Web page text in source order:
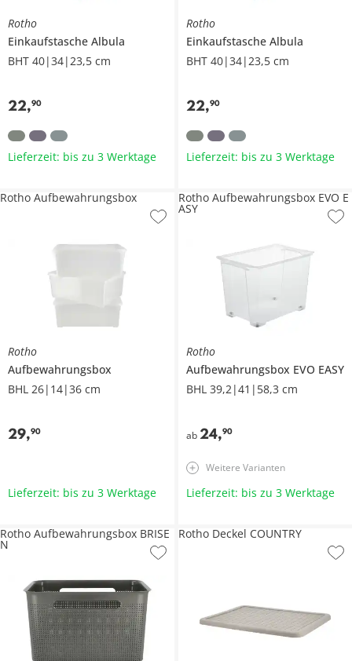
Rotho
Einkaufstasche Albula
BHT 40|34|23,5 cm
22,90
Lieferzeit: bis zu 3 Werktage
Rotho
Einkaufstasche Albula
BHT 40|34|23,5 cm
22,90
Lieferzeit: bis zu 3 Werktage
Rotho
Aufbewahrungsbox
BHL 26|14|36 cm
29,90
Rotho Aufbewahrungsbox
Lieferzeit: bis zu 3 Werktage
Rotho
Aufbewahrungsbox EVO EASY
BHL 39,2|41|58,3 cm
ab 24,90
Rotho Aufbewahrungsbox EVO E
ASY
Weitere Varianten
Lieferzeit: bis zu 3 Werktage
Rotho Aufbewahrungsbox BRISE
N
Rotho Deckel COUNTRY